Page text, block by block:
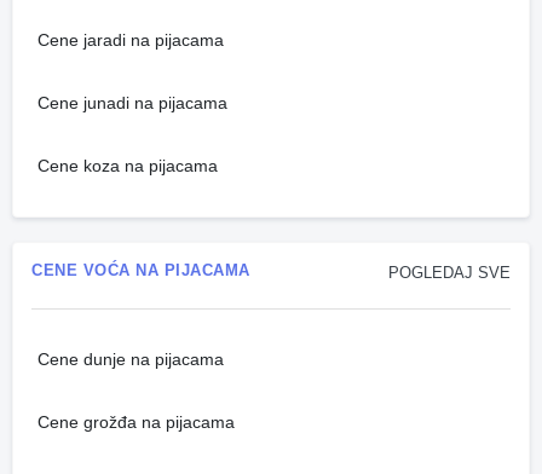
Cene jaradi na pijacama
Cene junadi na pijacama
Cene koza na pijacama
POGLEDAJ SVE
CENE VOĆA NA PIJACAMA
Cene dunje na pijacama
Cene grožđa na pijacama